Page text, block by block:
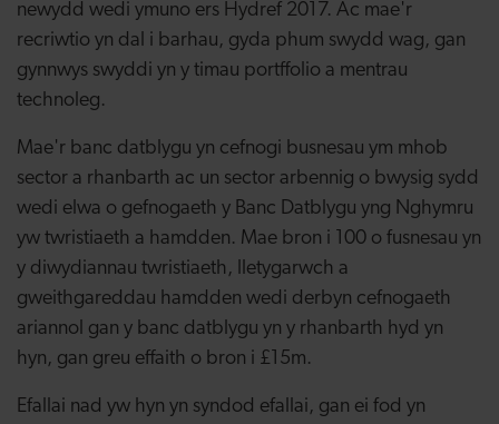
newydd wedi ymuno ers Hydref 2017. Ac mae'r
recriwtio yn dal i barhau, gyda phum swydd wag, gan
gynnwys swyddi yn y timau portffolio a mentrau
technoleg.
Mae'r banc datblygu yn cefnogi busnesau ym mhob
sector a rhanbarth ac un sector arbennig o bwysig sydd
wedi elwa o gefnogaeth y Banc Datblygu yng Nghymru
yw twristiaeth a hamdden. Mae bron i 100 o fusnesau yn
y diwydiannau twristiaeth, lletygarwch a
gweithgareddau hamdden wedi derbyn cefnogaeth
ariannol gan y banc datblygu yn y rhanbarth hyd yn
hyn, gan greu effaith o bron i £15m.
Efallai nad yw hyn yn syndod efallai, gan ei fod yn